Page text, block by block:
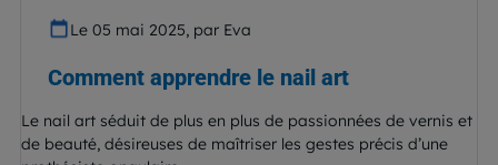
Le 05 mai 2025, par Eva
Comment apprendre le nail art
Le nail art séduit de plus en plus de passionnées de vernis et
de beauté, désireuses de maîtriser les gestes précis d’une